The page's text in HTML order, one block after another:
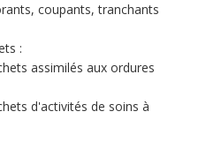
coupants, tranchants
:
assimilés aux ordures
d'activités de soins à